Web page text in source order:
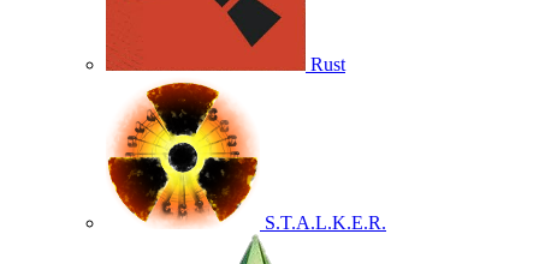
Rust
S.T.A.L.K.E.R.